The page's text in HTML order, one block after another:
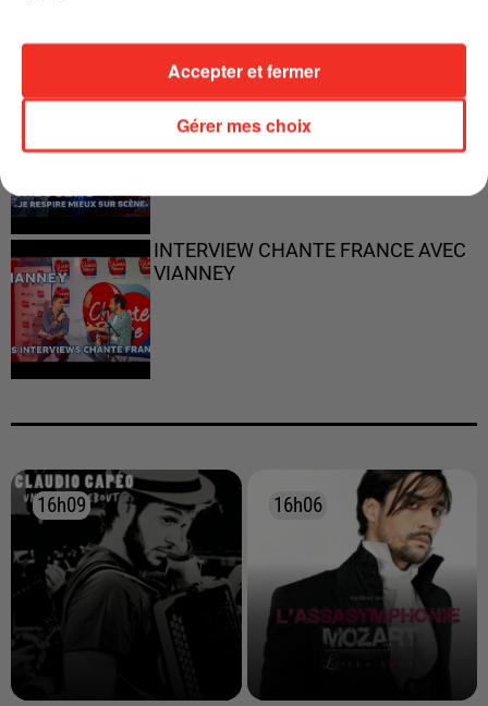
"JE RESPIRE MIEUX SUR SCÈNE" -
CALOGERO
INTERVIEW CHANTE FRANCE AVEC
VIANNEY
16h09
16h09 16h06
16h06
Gérer mes choix
Accepter et fermer